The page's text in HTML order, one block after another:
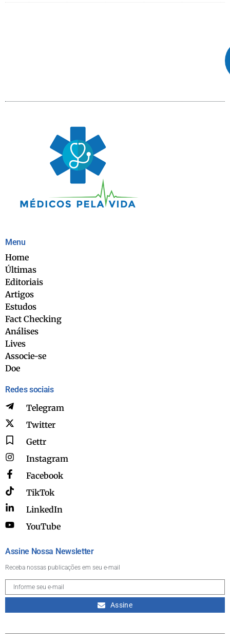
Menu
Home
Últimas
Editoriais
Artigos
Estudos
Fact Checking
Análises
Lives
Associe-se
Doe
Redes sociais
Telegram
Twitter
Gettr
Instagram
Facebook
TikTok
LinkedIn
YouTube
Assine Nossa Newsletter
Receba nossas publicações em seu e-mail
Assine